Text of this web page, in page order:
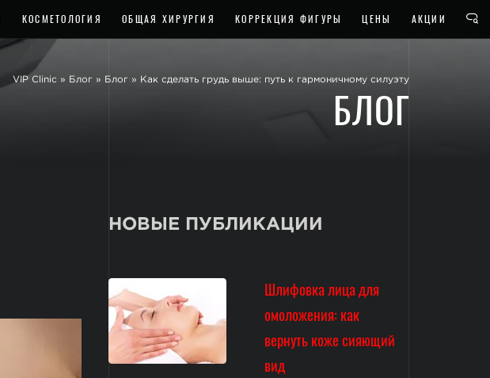
КОСМЕТОЛОГИЯ ОБЩАЯ ХИРУРГИЯ КОРРЕКЦИЯ ФИГУРЫ ЦЕНЫ АКЦИИ
VIP Clinic » Блог » Блог » Как сделать грудь выше: путь к гармоничному силуэту
БЛОГ
НОВЫЕ ПУБЛИКАЦИИ
Шлифовка лица для
омоложения: как
вернуть коже сияющий
вид